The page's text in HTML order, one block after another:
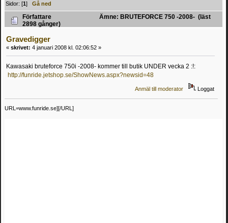
Sidor: [1]Gå ned
Författare
Ämne: BRUTEFORCE 750 -2008- (läst
2898 gånger)
Gravedigger
« skrivet: 4 januari 2008 kl. 02:06:52 »
Kawasaki bruteforce 750i -2008- kommer till butik UNDER vecka 2 :!:
http://funride.jetshop.se/ShowNews.aspx?newsid=48
Anmäl till moderator Loggat
URL=www.funride.se][/URL]